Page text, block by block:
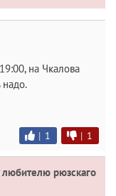
на Чкалова
надо.
| 1 | 1
любителю рюзскаго